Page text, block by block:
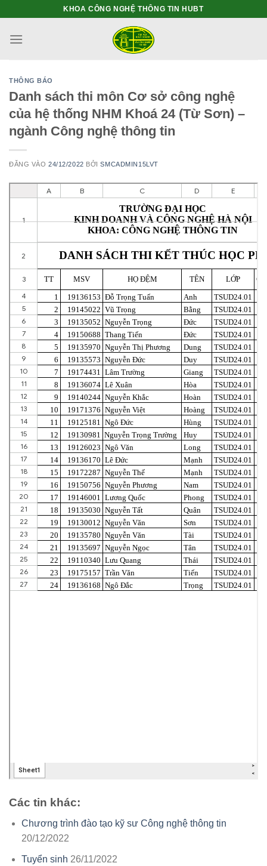
nội
KHOA CÔNG NGHỆ THÔNG TIN HUBT
THÔNG BÁO
Danh sách thi môn Cơ sở công nghệ
của hệ thống NHM Khoá 24 (Từ Sơn) –
ngành Công nghệ thông tin
ĐĂNG VÀO24/12/2022 BỞISMCADMIN15LVT
Các tin khác:
Chương trình đào tạo kỹ sư Công nghệ thông tin
20/12/2022
Tuyển sinh 26/11/2022